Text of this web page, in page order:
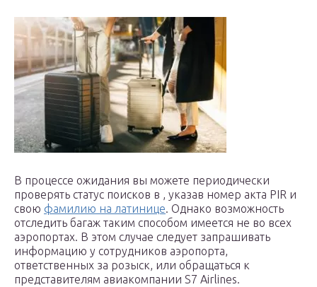
В процессе ожидания вы можете периодически
проверять статус поисков в , указав номер акта PIR и
свою фамилию на латинице. Однако возможность
отследить багаж таким способом имеется не во всех
аэропортах. В этом случае следует запрашивать
информацию у сотрудников аэропорта,
ответственных за розыск, или обращаться к
представителям авиакомпании S7 Airlines.